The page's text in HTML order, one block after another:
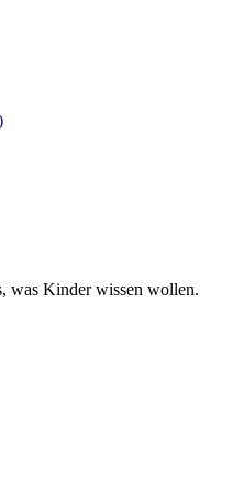
was Kinder wissen wollen.